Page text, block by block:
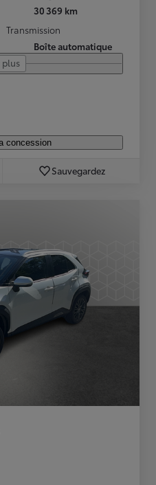
30 369 km
Transmission
Boîte automatique
plus
concession
Sauvegardez